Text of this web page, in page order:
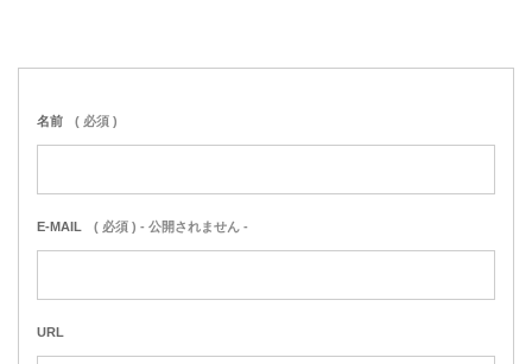
名前 ( 必須 )
E-MAIL ( 必須 ) - 公開されません -
URL